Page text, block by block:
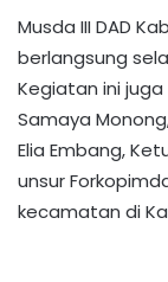
Musda III DAD
berlangsung
Kegiatan ini
Samaya
Elia Embang,
unsur
kecamatan di